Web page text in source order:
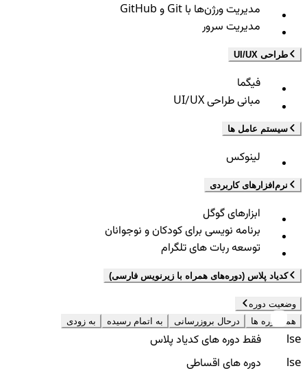
مدیریت ورژن‌ها با Git و GitHub
مدیریت سرور
طراحی UI/UX
فیگما
مبانی طراحی UI/UX
سیستم عامل ها
لینوکس
نرم‌افزارهای کاربردی
ابزارهای گوگل
برنامه نویسی برای کودکان و نوجوانان
توسعه ربات های تلگرام
کدیاد پلاس (دوره‌های همراه با زیرنویس فارسی)
وضعیت دوره
همه دوره ها
درحال بروزرسانی به اتمام رسیده به زودی
false فقط دوره های کدیاد پلاس
false دوره های اقساطی